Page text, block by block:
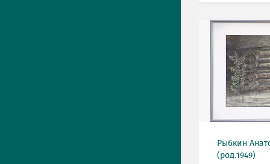
Рыбкин
(род.1949)